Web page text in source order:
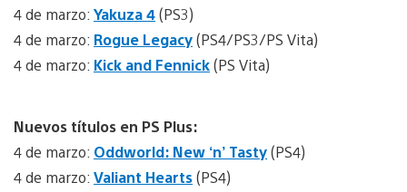
4 de marzo: Yakuza 4(PS3)
4 de marzo: Rogue Legacy(PS4/PS3/PS Vita)
4 de marzo: Kick and Fennick(PS Vita)
Nuevos títulos en PS Plus:
4 de marzo: Oddworld: New ‘n’ Tasty(PS4)
4 de marzo: Valiant Hearts(PS4)